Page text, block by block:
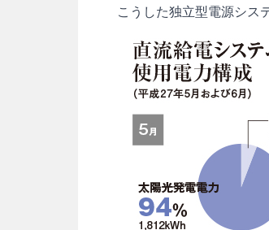
こうした独立型電源シス